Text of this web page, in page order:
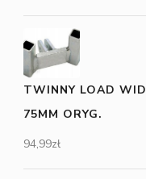
TWINNY LOAD
75MM ORYG.
94,99zł